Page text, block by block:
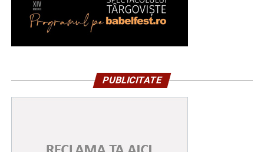
PUBLICITATE